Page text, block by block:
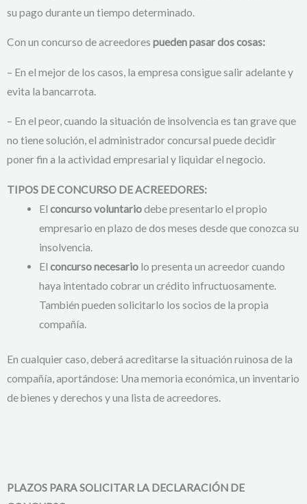
su pago durante un tiempo determinado.
Con un concurso de acreedores pueden pasar dos cosas:
– En el mejor de los casos, la empresa consigue salir adelante y
evita la bancarrota.
– En el peor, cuando la situación de insolvencia es tan grave que
no tiene solución, el administrador concursal puede decidir
poner fin a la actividad empresarial y liquidar el negocio.
TIPOS DE CONCURSO DE ACREEDORES:
El concurso voluntariodebe presentarlo el propio
empresario en plazo de dos meses desde que conozca su
insolvencia.
El concurso necesariolo presenta un acreedor cuando
haya intentado cobrar un crédito infructuosamente.
También pueden solicitarlo los socios de la propia
compañía.
En cualquier caso, deberá acreditarse la situación ruinosa de la
compañía, aportándose: Una memoria económica, un inventario
de bienes y derechos y una lista de acreedores.
PLAZOS PARA SOLICITAR LA DECLARACIÓN DE